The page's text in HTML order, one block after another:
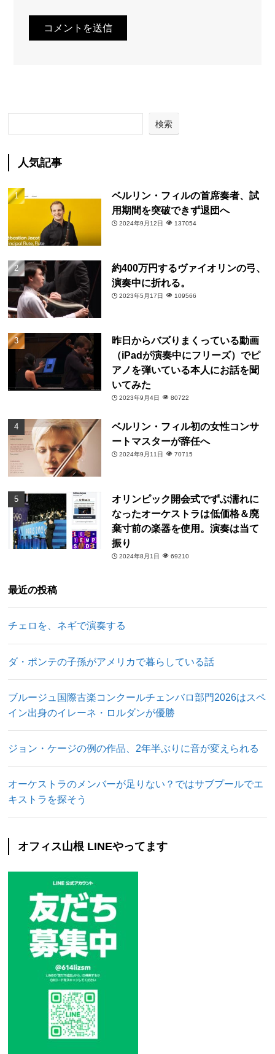
検索
人気記事
ベルリン・フィルの首席奏者、試
用期間を突破できず退団へ
2024年9月12日 137054
約400万円するヴァイオリンの弓、
演奏中に折れる。
2023年5月17日 109566
昨日からバズりまくっている動画
（iPadが演奏中にフリーズ）でピ
アノを弾いている本人にお話を聞
いてみた
2023年9月4日 80722
ベルリン・フィル初の女性コンサ
ートマスターが辞任へ
2024年9月11日 70715
オリンピック開会式でずぶ濡れに
なったオーケストラは低価格＆廃
棄寸前の楽器を使用。演奏は当て
振り
2024年8月1日 69210
最近の投稿
チェロを、ネギで演奏する
ダ・ポンテの子孫がアメリカで暮らしている話
ブルージュ国際古楽コンクールチェンバロ部門2026はスペ
イン出身のイレーネ・ロルダンが優勝
ジョン・ケージの例の作品、2年半ぶりに音が変えられる
オーケストラのメンバーが足りない？ではサブプールでエ
キストラを探そう
オフィス山根 LINEやってます